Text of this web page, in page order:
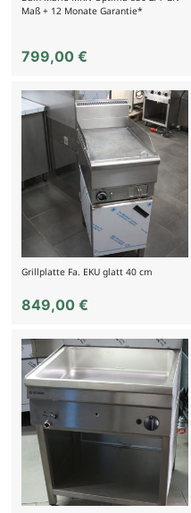
Maß + 12 Monate Garantie*
799,00 €
Grillplatte Fa. EKU glatt 40 cm
849,00 €